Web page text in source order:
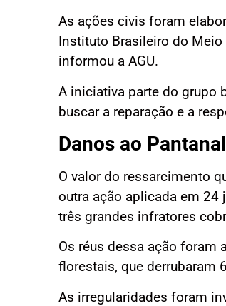
As ações civis foram
Instituto Brasileiro do Meio
informou a AGU.
A iniciativa parte do grupo
buscar a reparação e a
Danos ao Pantanal
O valor do ressarcimento
outra ação aplicada em
três grandes infratores
Os réus dessa ação foram
florestais, que derrubaram
As irregularidades foram